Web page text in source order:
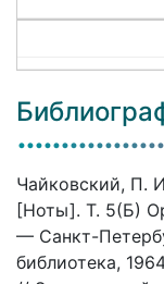
Чайковский, П.
[Ноты]. Т. 5(Б)
— Санкт-
библиотека,